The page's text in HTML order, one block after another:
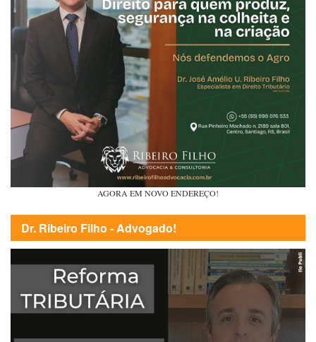
AGORA EM NOVO ENDEREÇO!
Dr. Ribeiro Filho - Advogado!